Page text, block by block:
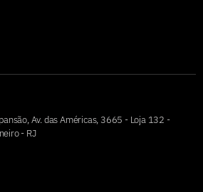
Av. das Américas, 3665 - Loja 132 -
- RJ